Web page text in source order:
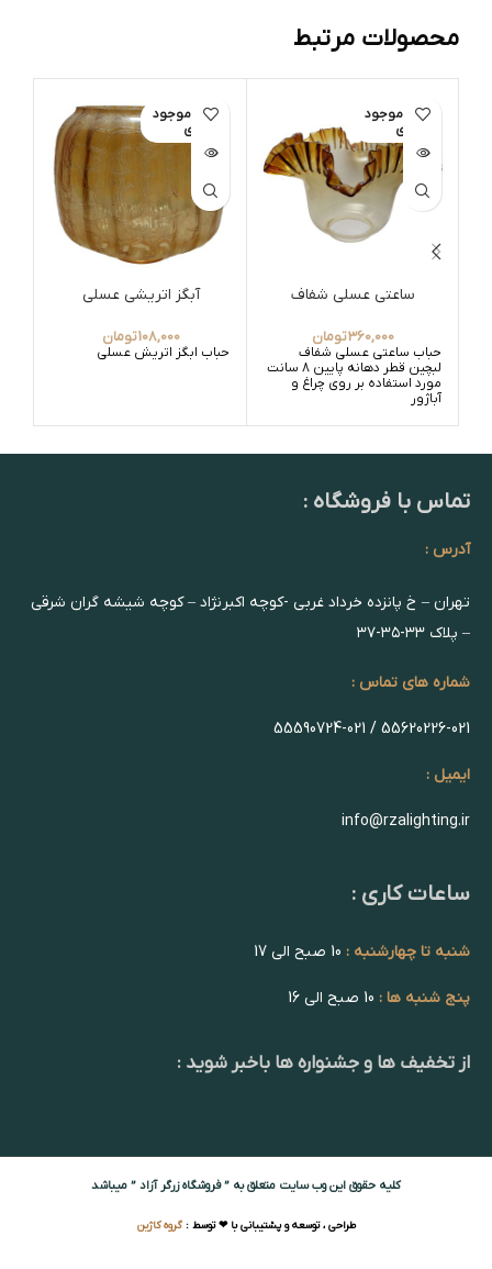
محصولات مرتبط
اتمام موجود
ی
ساعتی عسلی شفاف
360,000تومان
حباب ساعتی عسلی شفاف
لبچین قطر دهانه پایین 8 سانت
مورد استفاده بر روی چراغ و
آباژور
اتمام موجود
ی
آبگز اتریشی عسلی
108,000تومان
حباب ابگز اتریش عسلی
تماس با فروشگاه :
آدرس :
تهران – خ پانزده خرداد غربی -کوچه اکبرنژاد – کوچه شیشه گران شرقی
– پلاک ۳۳-۳۵-۳۷
شماره های تماس :
55620226-021 / 55590724-021
ایمیل :
info@rzalighting.ir
ساعات کاری :
شنبه تا چهارشنبه :
پنج شنبه ها :
از تخفیف ها و جشنواره ها باخبر شوید :
کلیه حقوق این وب سایت متعلق به ” فروشگاه زرگر آزاد ” میباشد
طراحی ، توسعه و پشتیبانی با ❤ توسط :گروه کاژین